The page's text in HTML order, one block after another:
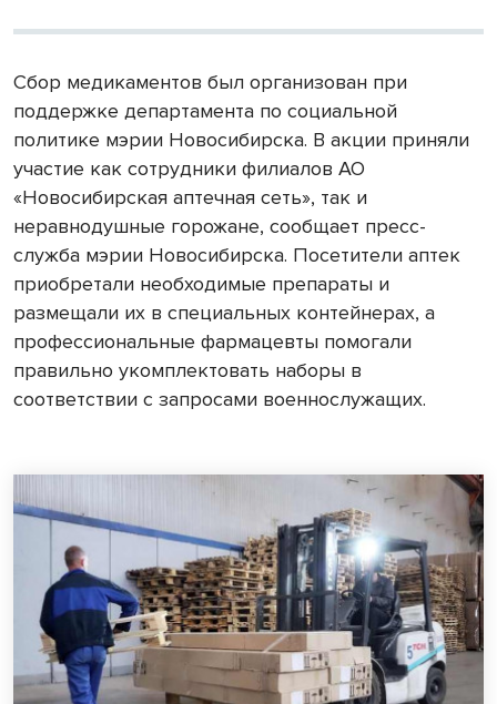
Сбор медикаментов был организован при
поддержке департамента по социальной
политике мэрии Новосибирска. В акции приняли
участие как сотрудники филиалов АО
«Новосибирская аптечная сеть», так и
неравнодушные горожане, сообщает пресс-
служба мэрии Новосибирска. Посетители аптек
приобретали необходимые препараты и
размещали их в специальных контейнерах, а
профессиональные фармацевты помогали
правильно укомплектовать наборы в
соответствии с запросами военнослужащих.